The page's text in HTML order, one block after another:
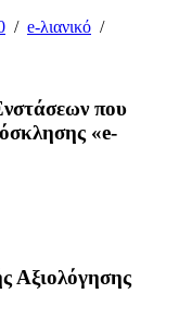
/ e-λιανικό /
που
«e-
Αξιολόγησης